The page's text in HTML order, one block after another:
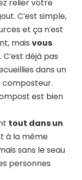
relier votre
C’est simple,
et ça n’est
mais vous
. C’est déjà pas
dans un
composteur.
est bien
tout dans un
à la même
sans le seau
personnes